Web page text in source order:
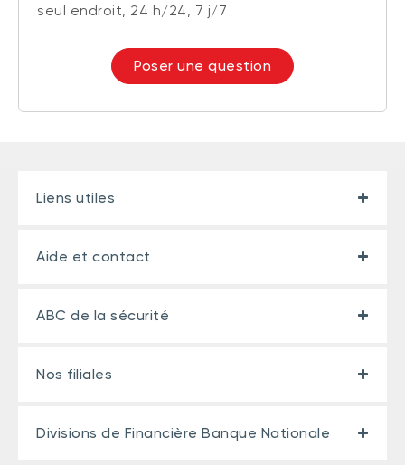
seul endroit, 24 h/24, 7 j/7
Poser une question
Liens utiles
Aide et contact
ABC de la sécurité
Nos filiales
Divisions de Financière Banque Nationale